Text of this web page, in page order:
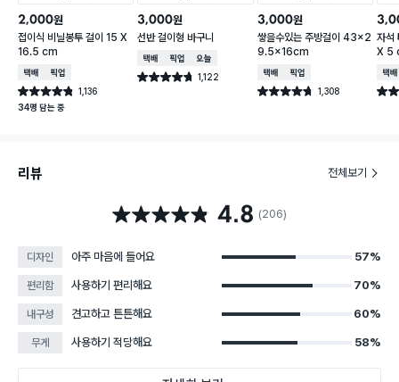
2,000원
접이식 비닐봉투 걸이 15 X
16.5 cm
택배배송매장픽업
별점 4.8점 1,136
건 작성
34명 담는 중
3,000원
선반 걸이형 바구니
택배배송매장픽업오늘배송
별점 4.7점 1,122
건 작성
3,000원
쌓을수있는 주방걸이 43x2
9.5x16cm
택배배송매장픽업
별점 4.7점 1,308
건 작성
자석
X 5
택배
별점
리뷰 전체보기
별점 4.8점 4.8 (206)
디자인 아주 마음에 들어요 57%
편리함 사용하기 편리해요 70%
내구성 견고하고 튼튼해요 60%
무게 사용하기 적당해요 58%